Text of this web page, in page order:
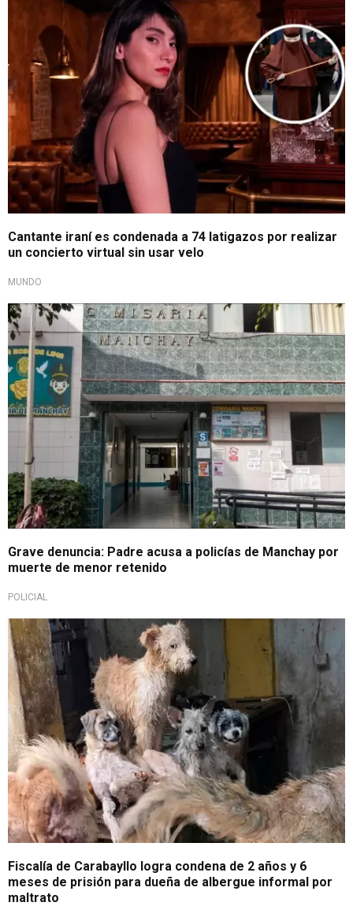
Cantante iraní es condenada a 74 latigazos por realizar
un concierto virtual sin usar velo
MUNDO
Abuso de autoridad
Grave denuncia: Padre acusa a policías de Manchay por
muerte de menor retenido
POLICIAL
Justicia por animales
Fiscalía de Carabayllo logra condena de 2 años y 6
meses de prisión para dueña de albergue informal por
maltrato